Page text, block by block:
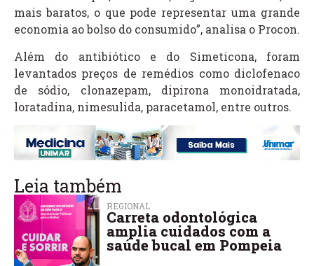
mais baratos, o que pode representar uma grande
economia ao bolso do consumido”, analisa o Procon.
Além do antibiótico e do Simeticona, foram
levantados preços de remédios como diclofenaco
de sódio, clonazepam, dipirona monoidratada,
loratadina, nimesulida, paracetamol, entre outros.
Leia também
REGIONAL
Carreta odontológica
amplia cuidados com a
saúde bucal em Pompeia